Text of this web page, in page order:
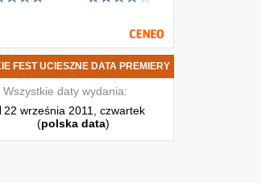
FEST UCIESZNE DATA PREMIERY
Wszystkie daty wydania:
22 września 2011, czwartek
(polska data)